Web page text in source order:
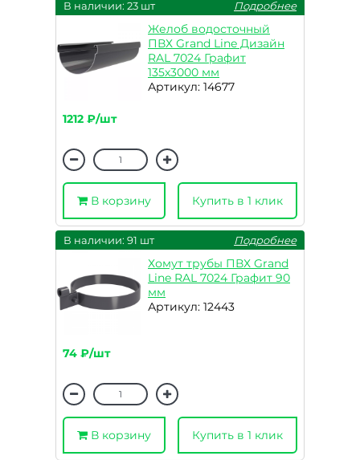
В наличии: 23 шт Подробнее
Желоб водосточный
ПВХ Grand Line Дизайн
RAL 7024 Графит
135х3000 мм
Артикул: 14677
1212 ₽/шт
В корзину Купить в 1 клик
В наличии: 91 шт Подробнее
Хомут трубы ПВХ Grand
Line RAL 7024 Графит 90
мм
Артикул: 12443
74 ₽/шт
В корзину Купить в 1 клик